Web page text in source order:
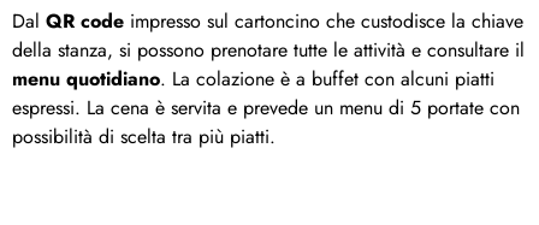
Dal QR code impresso sul cartoncino che custodisce la chiave
della stanza, si possono prenotare tutte le attività e consultare il
menu quotidiano. La colazione è a buffet con alcuni piatti
espressi. La cena è servita e prevede un menu di 5 portate con
possibilità di scelta tra più piatti.